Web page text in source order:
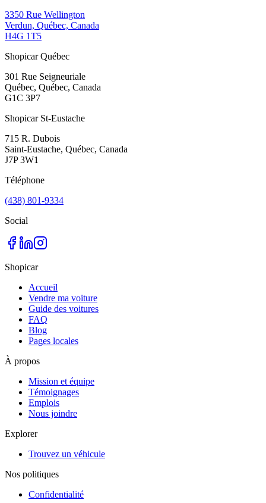
3350 Rue Wellington
Verdun, Québec, Canada
H4G 1T5
Shopicar Québec
301 Rue Seigneuriale
Québec, Québec, Canada
G1C 3P7
Shopicar St-Eustache
715 R. Dubois
Saint-Eustache, Québec, Canada
J7P 3W1
Téléphone
(438) 801-9334
Social
Shopicar
Accueil
Vendre ma voiture
Guide des voitures
FAQ
Blog
Pages locales
À propos
Mission et équipe
Témoignages
Emplois
Nous joindre
Explorer
Trouvez un véhicule
Nos politiques
Confidentialité